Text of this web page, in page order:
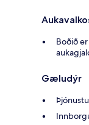
Boðið
Gæludýr